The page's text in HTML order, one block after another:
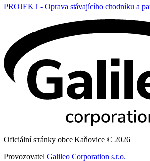
PROJEKT - Oprava stávajícího chodníku a
Oficiální stránky obce Kaňovice © 2026
Provozovatel Galileo Corporation s.r.o.